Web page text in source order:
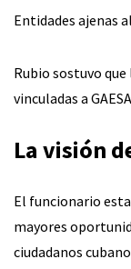
Entidades ajenas
Rubio sostuvo
vinculadas a
La visión
El funcionario
mayores
ciudadanos